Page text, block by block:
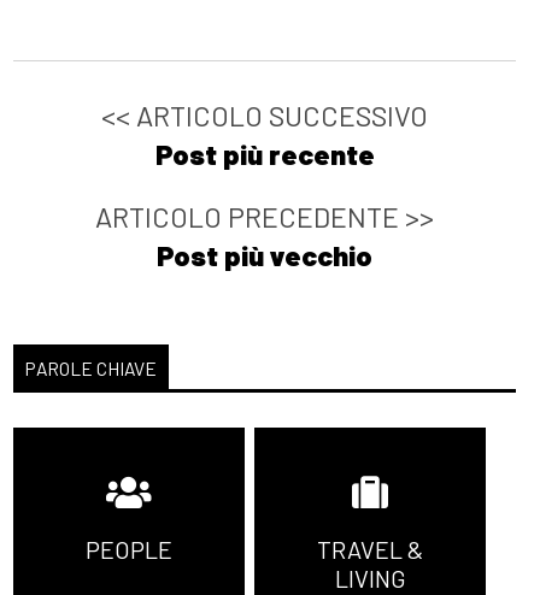
<< ARTICOLO SUCCESSIVO
Post più recente
ARTICOLO PRECEDENTE >>
Post più vecchio
PAROLE CHIAVE
PEOPLE
TRAVEL &
LIVING